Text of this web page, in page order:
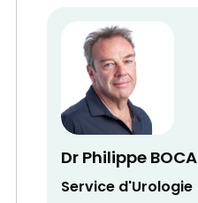
Dr Philippe BOCA
Service d'Urologie